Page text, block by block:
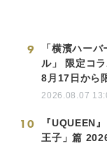
9
「横濱ハー
ル」 限定コ
8月17日から
2026.08.07
10
『UQUEEN
王子」篇